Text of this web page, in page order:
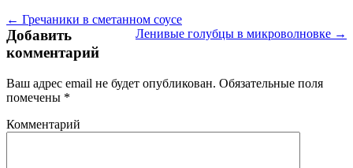
← Гречаники в сметанном соусе
Ленивые голубцы в микроволновке →
Добавить
комментарий
Ваш адрес email не будет опубликован. Обязательные поля
помечены *
Комментарий